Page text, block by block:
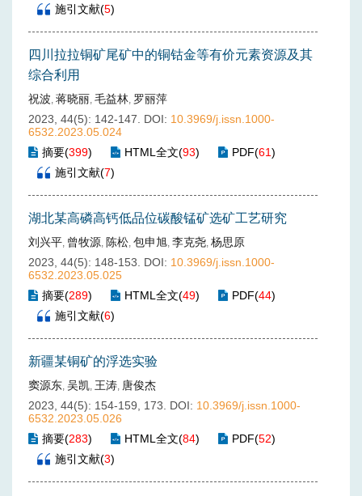
施引文献(5)
四川拉拉铜矿尾矿中的铜钴金等有价元素资源及其
综合利用
祝波, 蒋晓丽, 毛益林, 罗丽萍
2023, 44(5): 142-147.
DOI: 10.3969/j.issn.1000-
6532.2023.05.024
摘要(399) HTML全文(93) PDF(61)
施引文献(7)
湖北某高磷高钙低品位碳酸锰矿选矿工艺研究
刘兴平, 曾牧源, 陈松, 包申旭, 李克尧, 杨思原
2023, 44(5): 148-153.
DOI: 10.3969/j.issn.1000-
6532.2023.05.025
摘要(289) HTML全文(49) PDF(44)
施引文献(6)
新疆某铜矿的浮选实验
窦源东, 吴凯, 王涛, 唐俊杰
2023, 44(5): 154-159, 173.
DOI: 10.3969/j.issn.1000-
6532.2023.05.026
摘要(283) HTML全文(84) PDF(52)
施引文献(3)